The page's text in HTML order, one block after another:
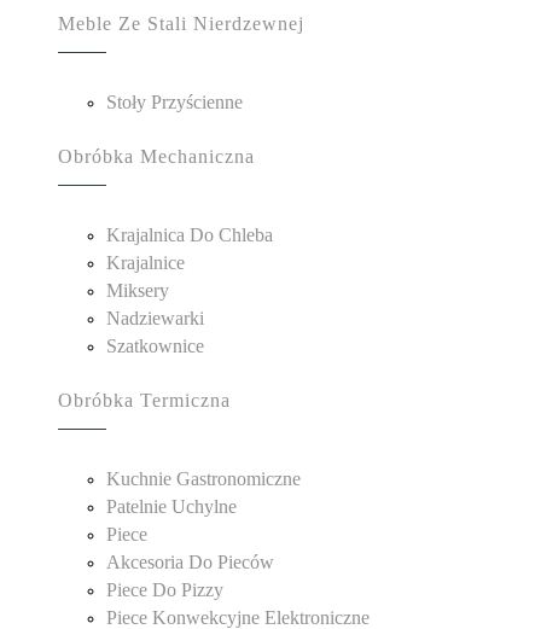
Meble Ze Stali Nierdzewnej
Stoły Przyścienne
Obróbka Mechaniczna
Krajalnica Do Chleba
Krajalnice
Miksery
Nadziewarki
Szatkownice
Obróbka Termiczna
Kuchnie Gastronomiczne
Patelnie Uchylne
Piece
Akcesoria Do Pieców
Piece Do Pizzy
Piece Konwekcyjne Elektroniczne